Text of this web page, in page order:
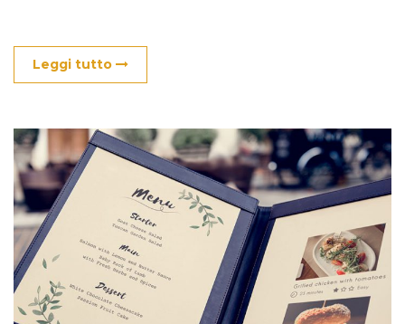
Leggi tutto